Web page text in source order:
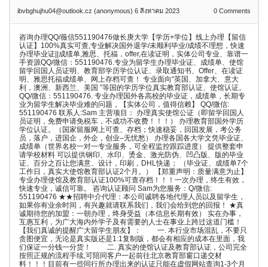
ibvbghujhu04@outlook.cz (anonymous) 6 สิงหาคม 2023 0 Comments
咨询办理QQ/薇信551190476做长庚大学【学历+学位】线上办理【留信
认证】100%真实可查,专业解决国外退学/未顺利毕业/成绩不理想，快速
办理毕业证||成绩单,雅思、托福，offer,在读证明，实体公司专业、靠谱一
手资源QQ/微信：551190476.专业为留学生办理毕业证、成绩单、使馆
留学回国人员证明、教育部学历学位认证、录取通知书、Offer、在读证
明、雅思托福成绩单、网上存档可查！ 专业面向“英国、加拿大、意大
利，澳洲、新西兰、美国 ”等国的学历学位真实教育部认证、使馆认证。
QQ/微信：551190476. 专业办理国外各高校的毕业证，成绩单，长期专
业为留学生解决毕业难的问题，【实体公司，值得信赖】 QQ/微信:
551190476 联系人:Sam 主营项目： 办理真实使馆公证（即留学回国人
员证明，免费申请免税车，不成功不收费！！！） 办理教育部国外学历
学位认证。（国家留服网上可查、存档；快速稳妥，回国发展，考公务
员，落户，进国企，外企，创业–无忧愁） 办理各国各大学文凭毕业证、
成绩单（世界名校一对一专业服务，可全程监控跟踪进度） 提供整套申
请学校材料 可以提供钢印、水印、烫金、激光防伪、凹凸版、版的毕业
证、百分之百让您满意、设计，印刷，DHL快递； （毕业证、成绩单7个
工作日，真实大使馆教育部认证2个月。） 【郑重声明：质量满意为止】
专业办理使馆及教育部认证100%可查存档！！！一次办理，终生有效，
快速专业，诚信可靠。 咨询认证顾问 Sam为您服务：Q/微信:
551190476 ★★招聘中介代理：本公司诚聘各地代理人员以及留学生，
如果你有业余时间，有兴趣就请联系我们，我们会给到您的回报！ ★真
诚期待您的加盟：一朝办理，终身受益（本信息长期有效） 实在办事，
互惠互利，为广大海内外学子及有需要的人士在事业上跨过这道门槛！
【我们真诚的提醒广大留学生朋友】： 一. 本行业市场混乱，不要只
贪图便宜，无论是真实版还是1:1复制版，都会有相应的成本在里面，我
们保证一分钱一分货！ 二. 真实的使馆认证及教育部认证，公司完全
按照正规的流程手续,可陪同客户一起前往北京教育部窗口递交材
料！！！目前有一些同行所办理出来的认证只能在虚假网站查询1-3个月